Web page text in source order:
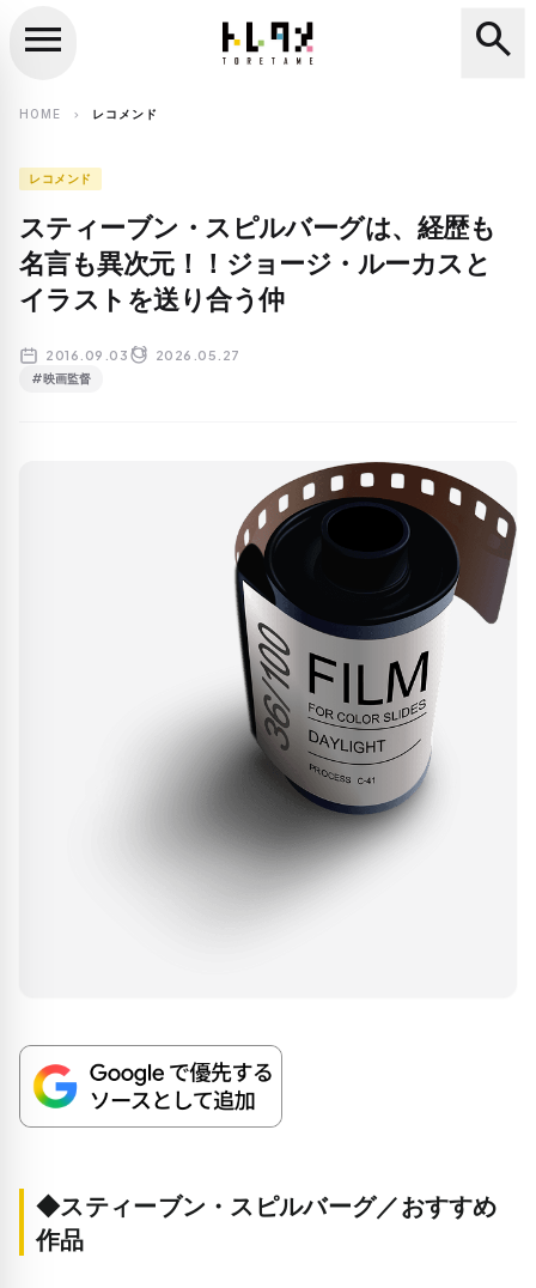
search
menu search
HOME chevron_right レコメンド
レコメンド
スティーブン・スピルバーグは、経歴も
名言も異次元！！ジョージ・ルーカスと
イラストを送り合う仲
2016.09.03 2026.05.27
#映画監督
◆スティーブン・スピルバーグ／おすすめ
作品